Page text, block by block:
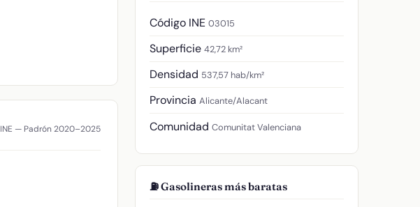
INE — Padrón 2020–2025
Código INE 03015
Superficie 42,72 km²
Densidad 537,57 hab/km²
Provincia Alicante/Alacant
Comunidad Comunitat Valenciana
⛽ Gasolineras más baratas